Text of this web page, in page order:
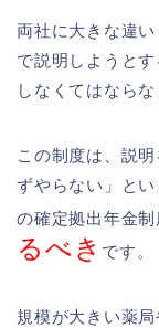
両社に大きな違
で説明しようと
しなくてはならな
この制度は、説
ずやらない」と
の確定拠出年金
るべき です。
規模が大きい薬